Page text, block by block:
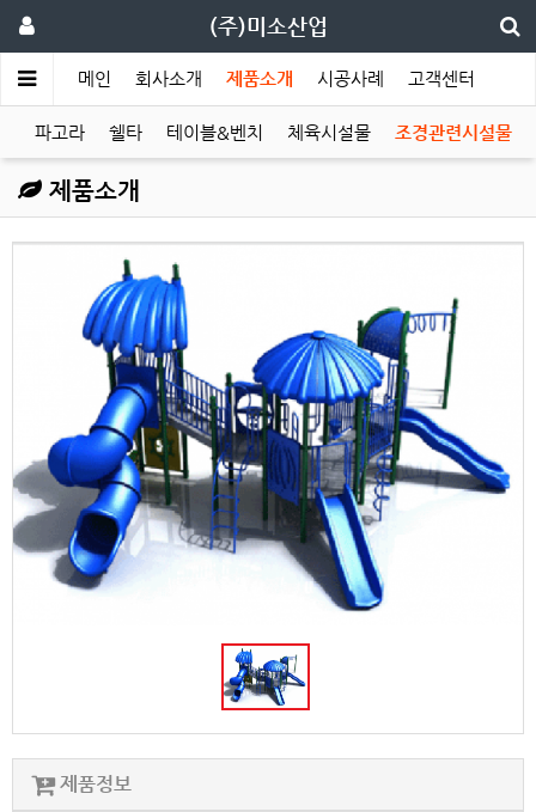
(주)미소산업
메인 회사소개 제품소개 시공사례 고객센터
파고라 쉘타 테이블&벤치 체육시설물 조경관련시설물
제품소개
제품정보